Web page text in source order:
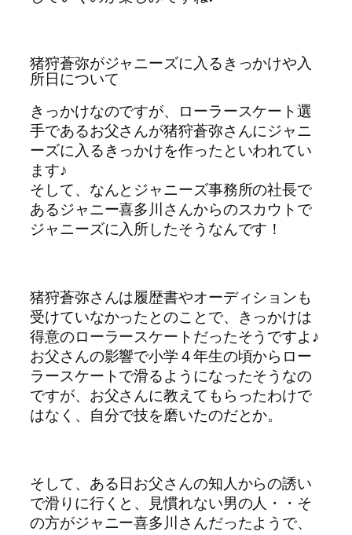
猪狩蒼弥がジャニーズに入るきっかけや入
所日について
きっかけなのですが、ローラースケート選
手であるお父さんが猪狩蒼弥さんにジャニ
ーズに入るきっかけを作ったといわれてい
ます♪
そして、なんとジャニーズ事務所の社長で
あるジャニー喜多川さんからのスカウトで
ジャニーズに入所したそうなんです！
猪狩蒼弥さんは履歴書やオーディションも
受けていなかったとのことで、きっかけは
得意のローラースケートだったそうですよ♪
お父さんの影響で小学４年生の頃からロー
ラースケートで滑るようになったそうなの
ですが、お父さんに教えてもらったわけで
はなく、自分で技を磨いたのだとか。
そして、ある日お父さんの知人からの誘い
で滑りに行くと、見慣れない男の人・・そ
の方がジャニー喜多川さんだったようで、